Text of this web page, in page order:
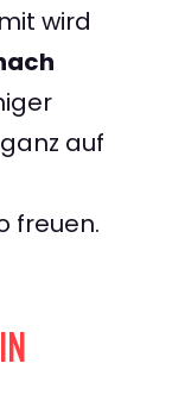
wird
auf
freuen.